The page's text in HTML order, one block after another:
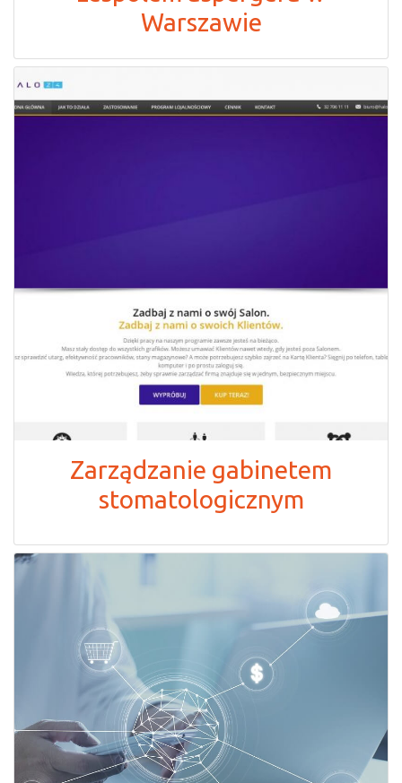
Warszawie
Zarządzanie gabinetem
stomatologicznym